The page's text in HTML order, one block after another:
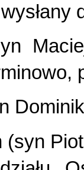
(syn